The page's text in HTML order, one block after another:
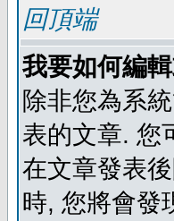
回頂端
我要如何編
除非您為系
表的文章. 您
在文章發表
時, 您將會發